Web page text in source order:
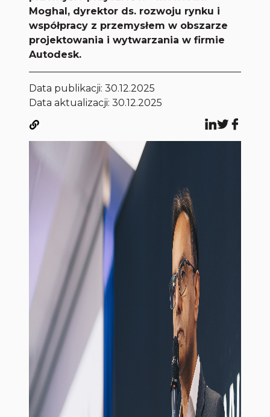
Moghal, dyrektor ds. rozwoju rynku i
współpracy z przemysłem w obszarze
projektowania i wytwarzania w firmie
Autodesk.
Data publikacji:30.12.2025
Data aktualizacji: 30.12.2025